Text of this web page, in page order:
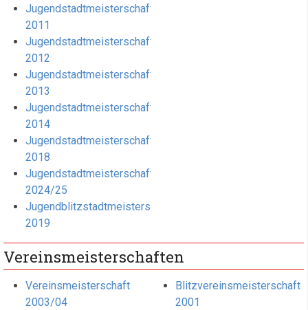
Jugendstadtmeisterschaft
2011
Jugendstadtmeisterschaft
2012
Jugendstadtmeisterschaft
2013
Jugendstadtmeisterschaft
2014
Jugendstadtmeisterschaft
2018
Jugendstadtmeisterschaft
2024/25
Jugendblitzstadtmeisterschaft
2019
Vereinsmeisterschaften
Vereinsmeisterschaft
2003/04
Blitzvereinsmeisterschaft
2001